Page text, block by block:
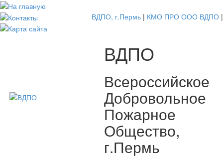
ВДПО, г.Пермь | КМО ПРО ООО ВДПО |
ВДПО
Всероссийское
Добровольное
Пожарное
Общество,
г.Пермь